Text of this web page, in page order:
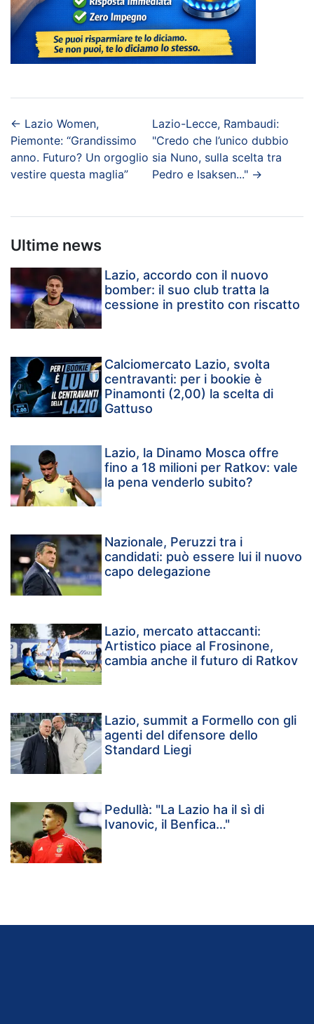
← Lazio Women,
Piemonte: “Grandissimo
anno. Futuro? Un orgoglio
vestire questa maglia”
Lazio-Lecce, Rambaudi:
"Credo che l’unico dubbio
sia Nuno, sulla scelta tra
Pedro e Isaksen..." →
Ultime news
Lazio, accordo con il nuovo
bomber: il suo club tratta la
cessione in prestito con riscatto
Calciomercato Lazio, svolta
centravanti: per i bookie è
Pinamonti (2,00) la scelta di
Gattuso
Lazio, la Dinamo Mosca offre
fino a 18 milioni per Ratkov: vale
la pena venderlo subito?
Nazionale, Peruzzi tra i
candidati: può essere lui il nuovo
capo delegazione
Lazio, mercato attaccanti:
Artistico piace al Frosinone,
cambia anche il futuro di Ratkov
Lazio, summit a Formello con gli
agenti del difensore dello
Standard Liegi
Pedullà: "La Lazio ha il sì di
Ivanovic, il Benfica…"